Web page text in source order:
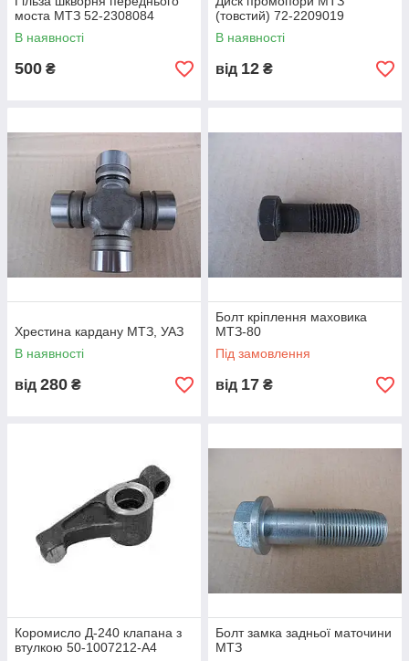
моста МТЗ 52-2308084
В наявності
500 ₴
(товстий) 72-2209019
В наявності
від 12 ₴
Хрестина кардану МТЗ, УАЗ
В наявності
від 280 ₴
Болт кріплення маховика
МТЗ-80
Під замовлення
від 17 ₴
Коромисло Д-240 клапана з
втулкою 50-1007212-А4
Болт замка задньої маточини
МТЗ